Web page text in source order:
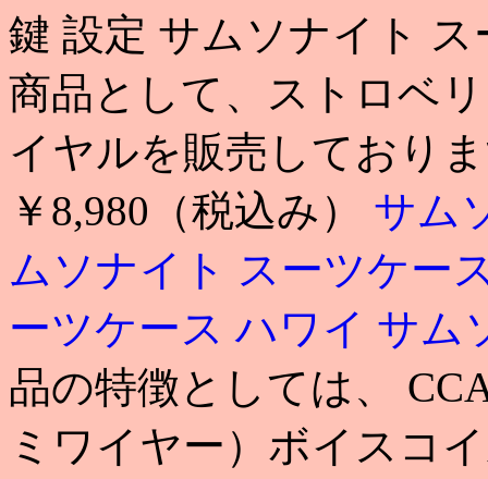
鍵 設定 サムソナイト
商品として、ストロベ
イヤルを販売しており
￥8,980（税込み） サム
ムソナイト スーツケー
ーツケース ハワイ サム
品の特徴としては、
ミワイヤー）ボイスコ